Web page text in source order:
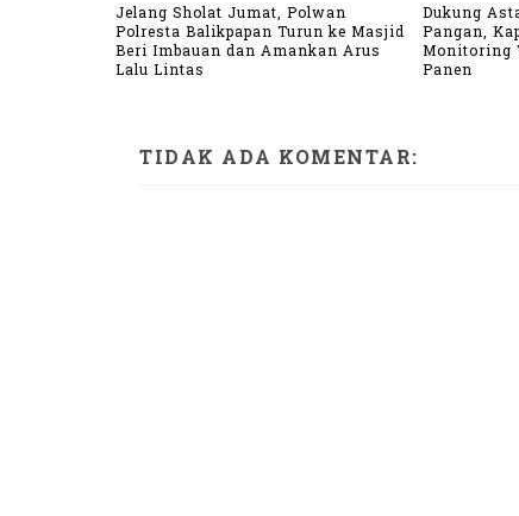
Jelang Sholat Jumat, Polwan
Polresta Balikpapan Turun ke Masjid
Beri Imbauan dan Amankan Arus
Lalu Lintas
Dukung
Pangan,
Monitoring
Panen
TIDAK ADA KOMENTAR: